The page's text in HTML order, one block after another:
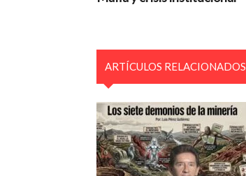
ARTÍCULOS RELACIONADOS